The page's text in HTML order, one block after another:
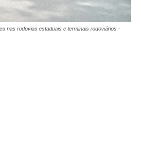
nas rodovias estaduais e terminais rodoviários -